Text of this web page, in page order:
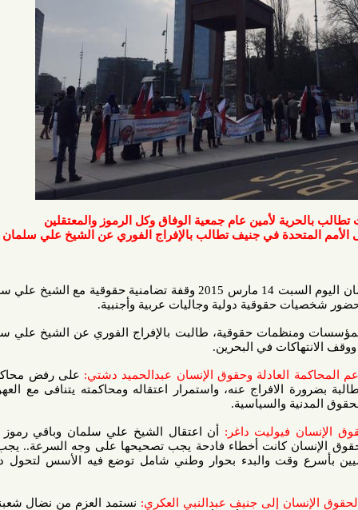
لأمين عام جمعية الوفاق وكل الرموز والمعتقلين
في جنيف تطالب بالإفراج الفوري عن الشيخ علي سلمان
نظم مرصد البحرين لحقوق الإنسان اليوم السبت 14 مارس 2015 وقفة تضامنية حقوقية مع الشيخ علي سلمان أمام
حقوقية دولية وجاليات عربية وأجنبية.
حقوقية، طالبت بالإفراج الفوري عن الشيخ علي سلمان وكل
في البحرين.
وحقوق الإنسان عبدالحميد دشتي:على رفض محاكمة مانديلا
عنه، واستمرار اعتقاله ومحاكمته يتنافى مع العهود الدولي
والسياسية.
فيوليت داغر:أن اعتقال الشيخ علي سلمان وباقي رموز المعارضة
كانت أخطاء فادحة يجب تصحيحها على وجه السرعة.. يجب أن يصار
وقت والبدء بحوار وطني شامل توضع فيه الأسس لتحول ديمقراطي
إلى جنيف عبدالنبي العكري:نستمد العزم من نضال شعبنا من أجل